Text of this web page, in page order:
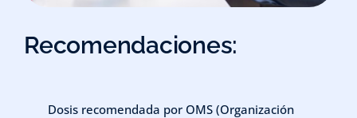
Recomendaciones:
Dosis recomendada por OMS (Organización